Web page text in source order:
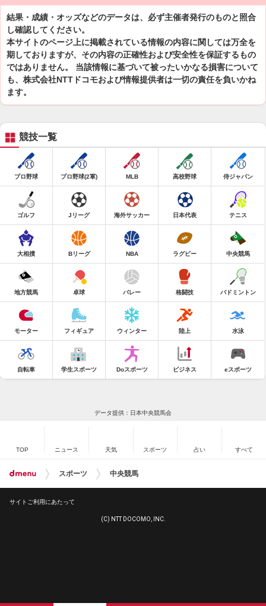
結果・成績・オッズなどのデータは、必ず主催者発行のものと照合
し確認してください。
本サイトのページ上に掲載されている情報の内容に関しては万全を
期しておりますが、その内容の正確性および安全性を保証するもの
ではありません。 当該情報に基づいて被ったいかなる損害について
も、株式会社NTTドコモおよび情報提供者は一切の責任を負いかね
ます。
競技一覧
プロ野球 プロ野球(2軍) MLB 高校野球 侍ジャパン
ゴルフ Jリーグ 海外サッカー 日本代表 テニス
大相撲 Bリーグ NBA ラグビー 中央競馬
地方競馬 卓球 バレー 格闘技 バドミントン
モーター フィギュア ウィンター 陸上 水泳
自転車 学生スポーツ Doスポーツ ビジネス eスポーツ
データ提供：日本中央競馬会
TOP ニュース 天気 スポーツ 占い すべて
スポーツ 中央競馬
サイトご利用にあたって
(C) NTT DOCOMO, INC.